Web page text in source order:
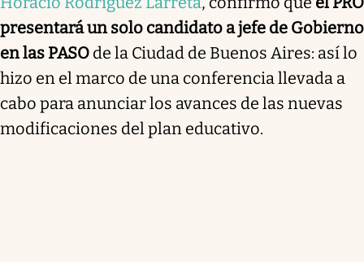
presentará un solo candidato a jefe de Gobierno
en las PASO de la Ciudad de Buenos Aires: así lo
hizo en el marco de una conferencia llevada a
cabo para anunciar los avances de las nuevas
modificaciones del plan educativo.